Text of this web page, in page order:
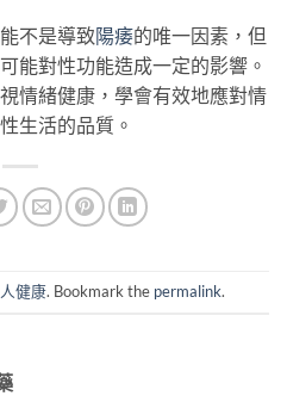
不是導致陽痿的唯一因素，但
能對性功能造成一定的影響。
情緒健康，學會有效地應對情
生活的品質。
健康. Bookmark the permalink.